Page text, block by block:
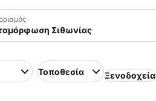
Τοποθεσία Ξενοδοχεία